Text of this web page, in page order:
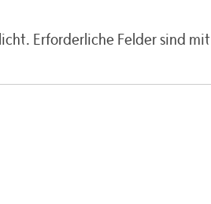
Erforderliche Felder sind mit